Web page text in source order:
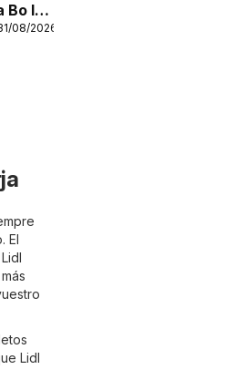
Bo I
08/2026
El
Lidl